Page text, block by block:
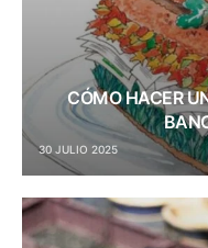
CÓMO HACER
30 JULIO 2025